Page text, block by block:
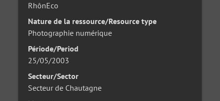
RhônEco
Nature de la ressource/Resource type
Photographie numérique
Période/Period
25/05/2003
Secteur/Sector
Secteur de Chautagne